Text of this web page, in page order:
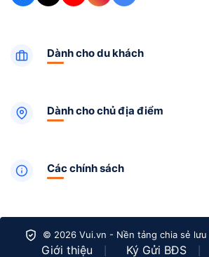
Dành cho du khách
Dành cho chủ địa điểm
Các chính sách
© 2026 Vui.vn - Nền tảng chia sẻ
Giới thiệu Ký Gửi BĐS